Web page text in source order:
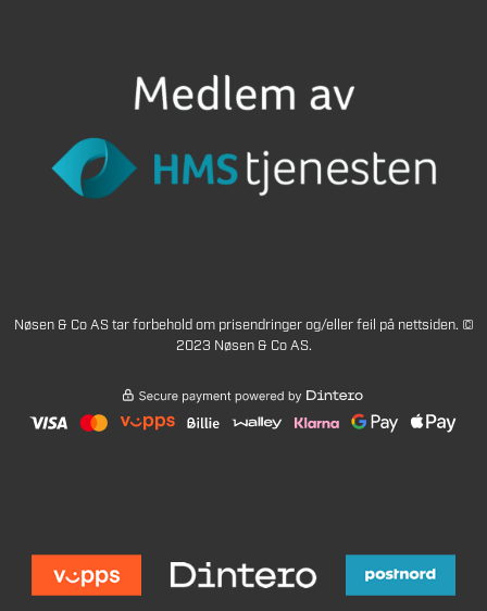
Nøsen & Co AS tar forbehold om prisendringer og/eller feil på nettsiden. ©
2023 Nøsen & Co AS.